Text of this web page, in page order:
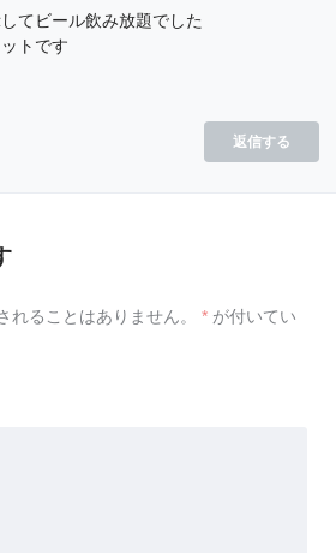
てビール飲み放題でした
トです
返信する
れることはありません。 * が付いてい